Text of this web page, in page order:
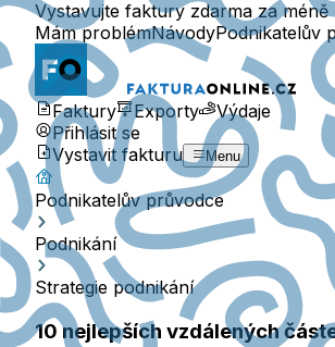
Vystavujte faktury zdarma za méně
Mám problémNávodyPodnikatelův
Faktury Exporty
Výdaje
Přihlásit se
Vystavit fakturu
Menu
Podnikatelův průvodce
Podnikání
Strategie podnikání
10 nejlepších vzdálených